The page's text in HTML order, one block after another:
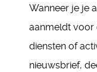
Wanneer je je
aanmeldt voor
diensten of
nieuwsbrief,